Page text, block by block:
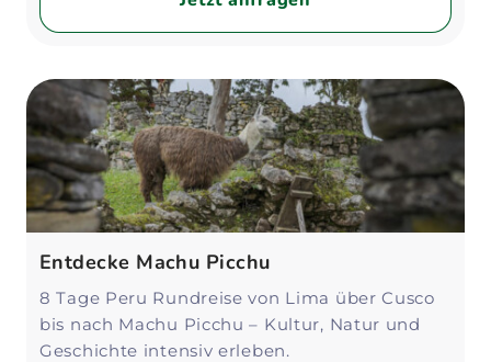
Entdecke Machu Picchu
8 Tage Peru Rundreise von Lima über Cusco
bis nach Machu Picchu – Kultur, Natur und
Geschichte intensiv erleben.